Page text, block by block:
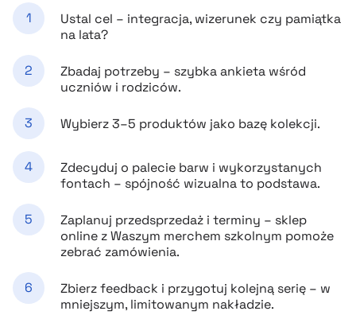
Ustal cel – integracja, wizerunek czy pamiątka
na lata?
Zbadaj potrzeby – szybka ankieta wśród
uczniów i rodziców.
Wybierz 3–5 produktów jako bazę kolekcji.
Zdecyduj o palecie barw i wykorzystanych
fontach – spójność wizualna to podstawa.
Zaplanuj przedsprzedaż i terminy – sklep
online z Waszym merchem szkolnym pomoże
zebrać zamówienia.
Zbierz feedback i przygotuj kolejną serię – w
mniejszym, limitowanym nakładzie.